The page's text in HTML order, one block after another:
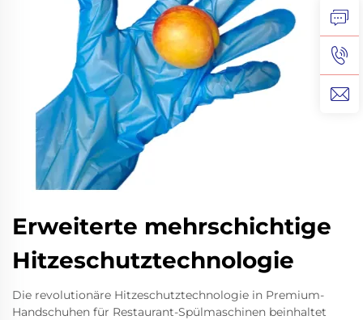
Erweiterte mehrschichtige
Hitzeschutztechnologie
Die revolutionäre Hitzeschutztechnologie in Premium-
Handschuhen für Restaurant-Spülmaschinen beinhaltet